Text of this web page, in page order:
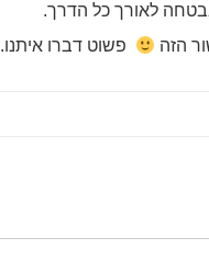
לאורך כל הדרך.
הזה
פשוט דברו איתנו.